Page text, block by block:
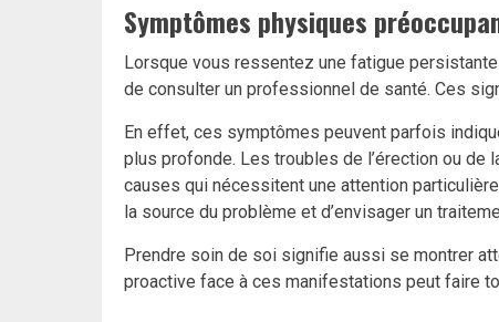
Symptômes physiques
Lorsque vous ressentez une fatigue
de consulter un professionnel de santé. Ces
En effet, ces symptômes peuvent parfois
plus profonde. Les troubles de l’érection ou de
causes qui nécessitent une attention
la source du problème et d’envisager un
Prendre soin de soi signifie aussi se montrer
proactive face à ces manifestations peut faire